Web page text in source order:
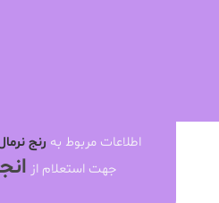
اطلاعات مربوط به رنج
جهت استعلام از